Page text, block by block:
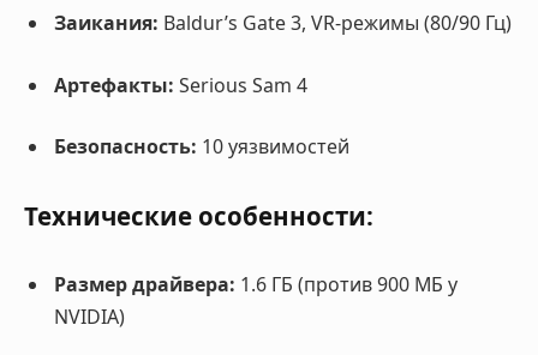
Заикания: Baldur’s Gate 3, VR-режимы (80/90 Гц)
Артефакты: Serious Sam 4
Безопасность: 10 уязвимостей
Технические особенности:
Размер драйвера: 1.6 ГБ (против 900 МБ у
NVIDIA)